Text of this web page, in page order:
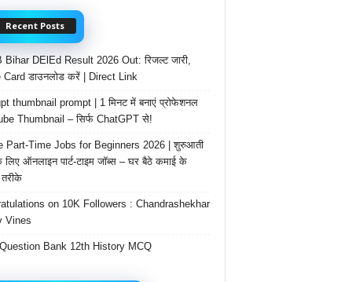
Recent Posts
Bihar DElEd Result 2026 Out: रिजल्ट जारी,
Card डाउनलोड करें | Direct Link
thumbnail prompt | 1 मिनट में बनाएं प्रोफेशनल
Thumbnail – सिर्फ ChatGPT से!
Part-Time Jobs for Beginners 2026 | शुरुआती
लिए ऑनलाइन पार्ट-टाइम जॉब्स – घर बैठे कमाई के
on 10K Followers : Chandrashekhar
Vines
Bank 12th History MCQ